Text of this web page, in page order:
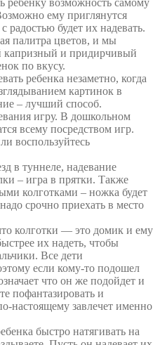
ему приглянутся
радостью будет их надевать.
палитра цветов, и мы
капризный и придирчивый
по вкусу.
ребенка незаметно, когда
картинок в
– лучший способ.
игру. В дошкольном
всему посредством игр.
воспользуйтесь
в туннеле, надевание
– игра в прятки. Также
колготками – ножка будет
срочно приехать в место
колготки — это домик и ему
их надеть, чтобы
Все дети
если кому-то подошел
что он же подойдет и
пофантазировать и
настоящему завлечет именно
быстро натягивать на